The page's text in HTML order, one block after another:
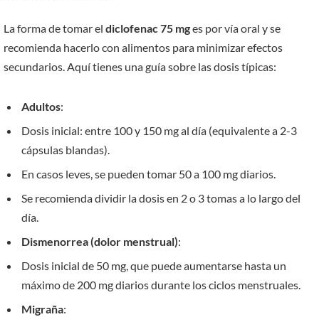
La forma de tomar el diclofenac 75 mges por vía oral y se
recomienda hacerlo con alimentos para minimizar efectos
secundarios. Aquí tienes una guía sobre las dosis típicas:
Adultos:
Dosis inicial: entre 100 y 150 mg al día (equivalente a 2-3
cápsulas blandas).
En casos leves, se pueden tomar 50 a 100 mg diarios.
Se recomienda dividir la dosis en 2 o 3 tomas a lo largo del
día.
Dismenorrea (dolor menstrual):
Dosis inicial de 50 mg, que puede aumentarse hasta un
máximo de 200 mg diarios durante los ciclos menstruales.
Migraña: